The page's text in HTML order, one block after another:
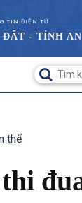
TIN ĐIỆN TỬ
ĐẤT - TỈNH
thể